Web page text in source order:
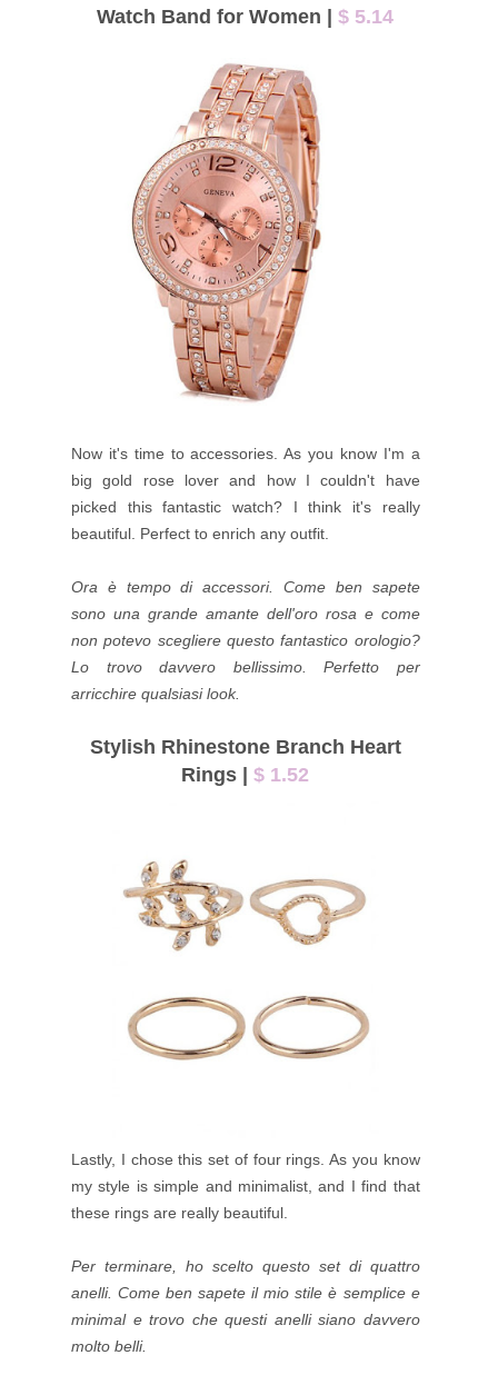
Watch Band for Women |$ 5.14
Now it's time to accessories. As you know I'm a
big gold rose lover and how I couldn't have
picked this fantastic watch? I think it's really
beautiful. Perfect to enrich any outfit.
Ora è tempo di accessori. Come ben sapete
sono una grande amante dell'oro rosa e come
non potevo scegliere questo fantastico orologio?
Lo trovo davvero bellissimo. Perfetto per
arricchire qualsiasi look.
Stylish Rhinestone Branch Heart
Rings |$ 1.52
Lastly, I chose this set of four rings. As you know
my style is simple and minimalist, and I find that
these rings are really beautiful.
Per terminare, ho scelto questo set di quattro
anelli. Come ben sapete il mio stile è semplice e
minimal e trovo che questi anelli siano davvero
molto belli.